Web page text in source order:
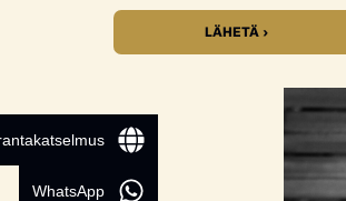
LÄHETÄ ›
WhatsApp